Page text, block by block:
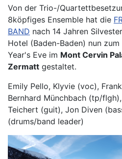
Von der Trio-/
8köpfiges Ensemble hat die
BAND nach 14 Jahren
Hotel (Baden-Baden) nun
Year's Eve im Mont Cervin
Zermatt gestaltet.
Emily Pello, Klyvie (voc),
Bernhard Münchbach (tp/
Teichert (guit), Jon Diven
(drums/band leader)